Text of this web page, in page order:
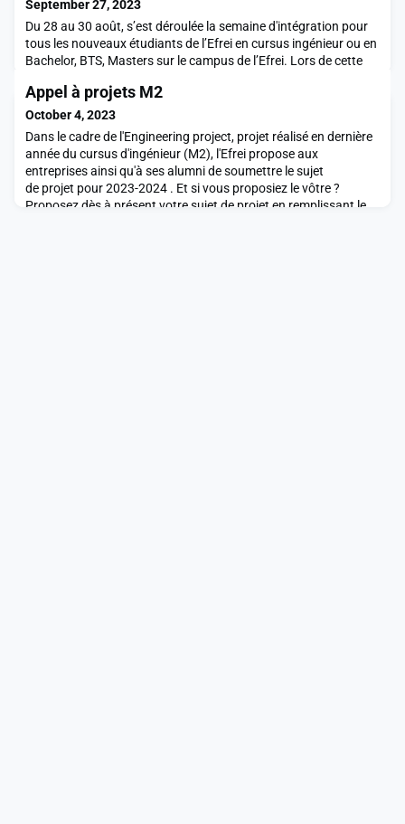
September 27, 2023
Du 28 au 30 août, s’est déroulée la semaine d'intégration pour
tous les nouveaux étudiants de l’Efrei en cursus ingénieur ou en
Bachelor, BTS, Masters sur le campus de l’Efrei. Lors de cette
réseau » auprès des élèves.En plus des traditionnels amphis
d’information, l’association représentée par le président, le pôle
alumni, et l'équ
Appel à projets M2
October 4, 2023
Dans le cadre de l'Engineering project, projet réalisé en dernière
année du cursus d'ingénieur (M2), l'Efrei propose aux
entreprises ainsi qu'à ses alumni de soumettre le sujet
de projet pour 2023-2024 . Et si vous proposiez le vôtre ?
Proposez dès à présent votre sujet de projet en remplissant le